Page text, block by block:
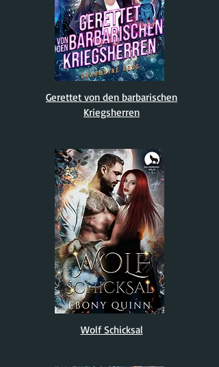
Gerettet von den barbarischen
Kriegsherren
Wolf Schicksal